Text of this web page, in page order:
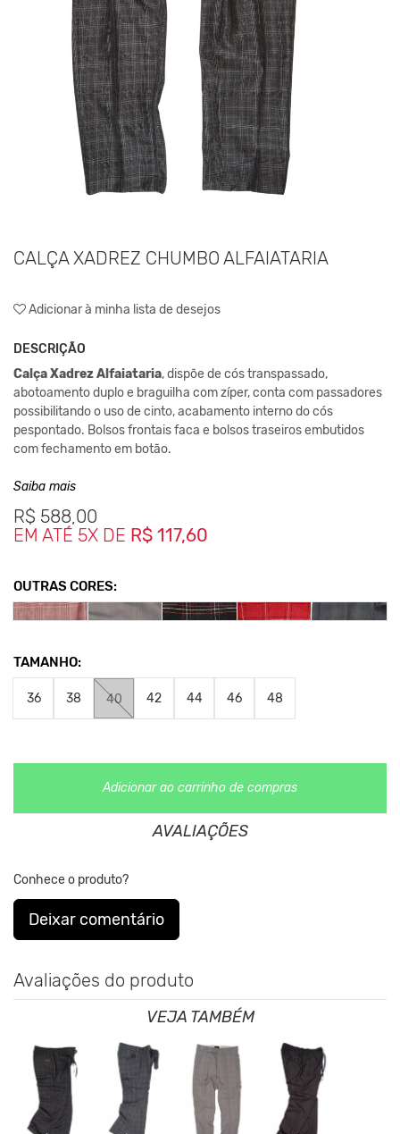
CALÇA XADREZ CHUMBO ALFAIATARIA
Adicionar à minha lista de desejos
DESCRIÇÃO
Calça Xadrez Alfaiataria, dispõe de cós transpassado,
abotoamento duplo e braguilha com zíper, conta com passadores
possibilitando o uso de cinto, acabamento interno do cós
pespontado. Bolsos frontais faca e bolsos traseiros embutidos
com fechamento em botão.
Composição:
100% Poliéster
Medidas da peça
38- 38cm Cintura / Comprimento 97cm
40- 40cm Cintura / Comprimento 98cm
42- 42cm Cintura / Comprimento 99cm
46- 46cm Cintura / Comprimento 101cm
*As medidas podem sofrer variação de até 2 cm.
DNA da marca desde sua fundação.
Saiba mais
R$ 588,00
EM ATÉ 5X DE R$ 117,60
OUTRAS CORES:
TAMANHO:
36 38 40 42 44 46 48
Adicionar ao carrinho de compras
AVALIAÇÕES
Conhece o produto?
Deixar comentário
Avaliações do produto
VEJA TAMBÉM